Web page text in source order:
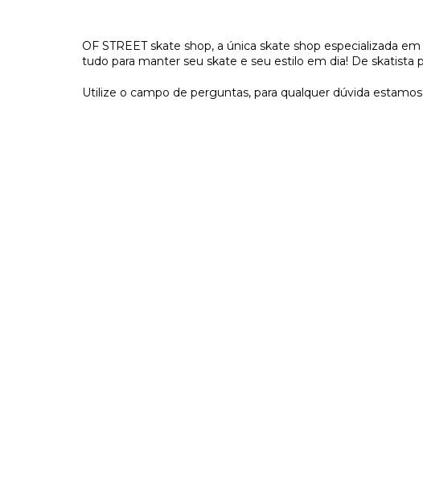
OF STREET skate shop, a única skate shop especializada
tudo para manter seu skate e seu estilo em dia! De skatista
Utilize o campo de perguntas, para qualquer dúvida estamos